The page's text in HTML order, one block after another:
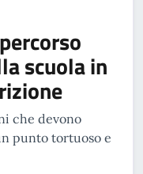
scuola in
che devono
punto tortuoso e